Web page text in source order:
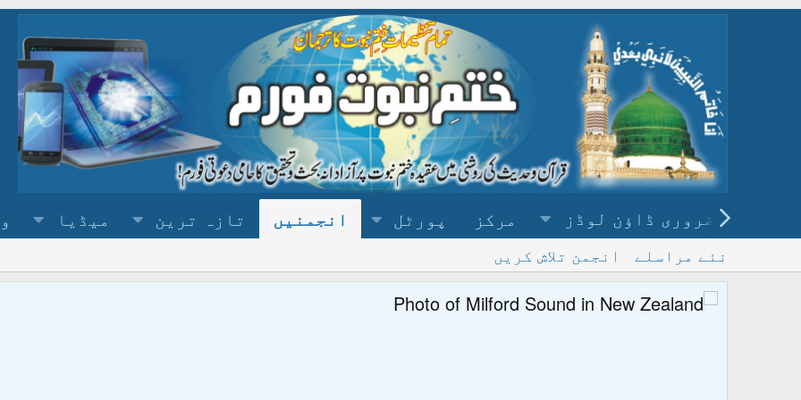
ضروری ڈاؤن لوڈز مرکز پورٹل انجمنیں تازہ ترین میڈیا
نئے مراسلے انجمن تلاش کریں